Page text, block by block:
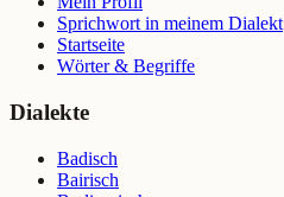
Sprichwort in meinem Dialekt
Startseite
Wörter & Begriffe
Dialekte
Badisch
Bairisch